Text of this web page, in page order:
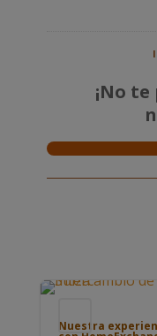
¡No
Nuestra